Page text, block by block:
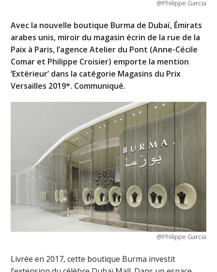
@Philippe Garcia
Avec la nouvelle boutique Burma de Dubaï, Émirats
arabes unis, miroir du magasin écrin de la rue de la
Paix à Paris, l’agence Atelier du Pont (Anne-Cécile
Comar et Philippe Croisier) emporte la mention
‘Extérieur’ dans la catégorie Magasins du Prix
Versailles 2019*. Communiqué.
@Philippe Garcia
Livrée en 2017, cette boutique Burma investit